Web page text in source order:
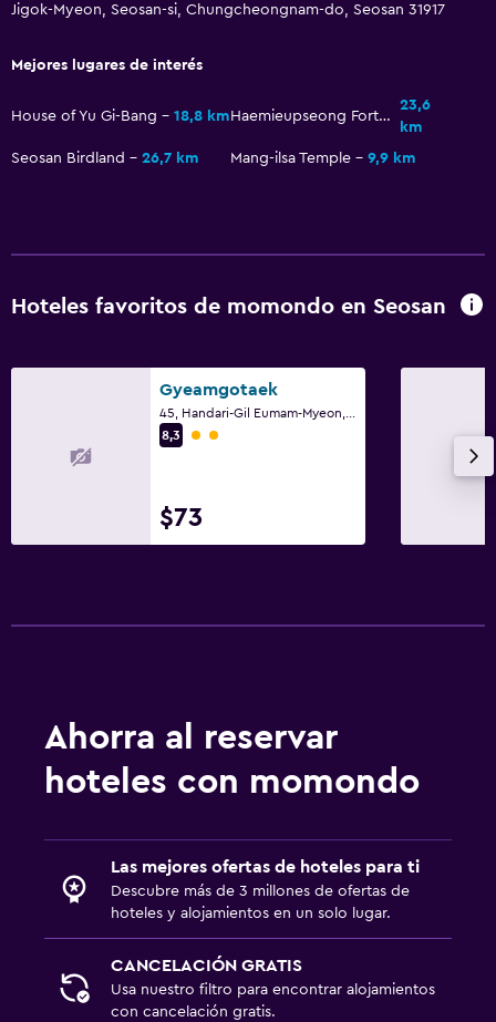
Jigok-Myeon, Seosan-si, Chungcheongnam-do, Seosan 31917
Mejores lugares de interés
House of Yu Gi-Bang 18,8 km Haemieupseong Fortress
23,6
km
Seosan Birdland
26,7 km Mang-ilsa Temple 9,9 km
Hoteles favoritos de momondo en Seosan
Gyeamgotaek
8,3
Categoría 2
$73
Ahorra al reservar
hoteles con momondo
Las mejores ofertas de hoteles para ti
Descubre más de 3 millones de ofertas de
hoteles y alojamientos en un solo lugar.
CANCELACIÓN GRATIS
Usa nuestro filtro para encontrar alojamientos
con cancelación gratis.